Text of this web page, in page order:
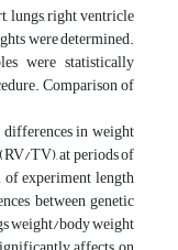
lungs, right ventricle
were determined.
were statistically
Comparison of
in weight
TV), at periods of
experiment length
between genetic
weight/body weight